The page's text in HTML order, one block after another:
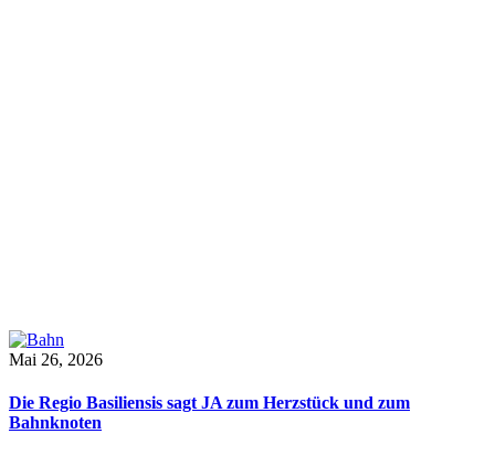
Mai 26, 2026
Die Regio Basiliensis sagt JA zum Herzstück und zum
Bahnknoten